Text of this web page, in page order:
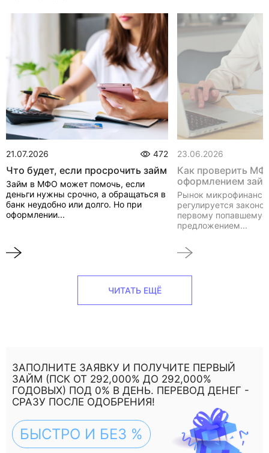
21.07.2026 472
Что будет, если просрочить займ
Займ в МФО может помочь, если
деньги нужны срочно, а обращаться в
банк неудобно или долго. Но при
оформлении...
23.06.2026
Как проверить
оформлением
Рынок
регулируется
первому
предложением...
ЧИТАТЬ ЕЩЁ
ЗАПОЛНИТЕ ЗАЯВКУ И ПОЛУЧИТЕ ПЕРВЫЙ
ЗАЙМ (ПСК ОТ 292,000% ДО 292,000%
ГОДОВЫХ) ПОД 0% В ДЕНЬ. ПЕРЕВОД ДЕНЕГ -
СРАЗУ ПОСЛЕ ОДОБРЕНИЯ!
БЫСТРО И БЕЗ %